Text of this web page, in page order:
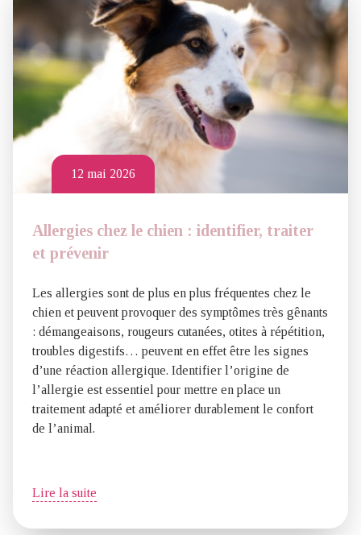
12 mai 2026
Allergies chez le chien : identifier, traiter
et prévenir
Les allergies sont de plus en plus fréquentes chez le
chien et peuvent provoquer des symptômes très gênants
: démangeaisons, rougeurs cutanées, otites à répétition,
troubles digestifs… peuvent en effet être les signes
d’une réaction allergique. Identifier l’origine de
l’allergie est essentiel pour mettre en place un
traitement adapté et améliorer durablement le confort
de l’animal.
Lire la suite